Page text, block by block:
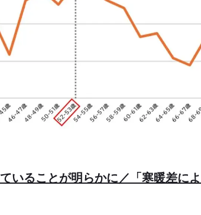
いることが明らかに／「寒暖差に